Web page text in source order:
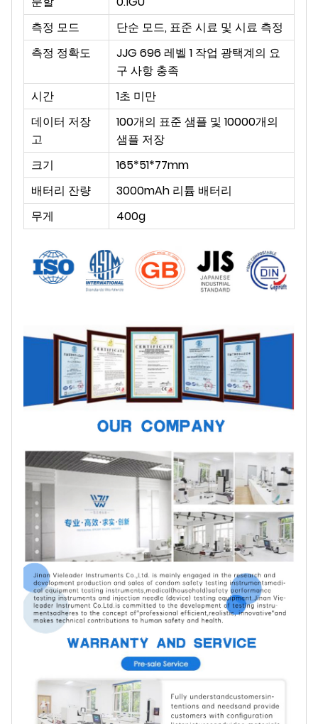
측정 모드
단순 모드, 표준 시료 및 시료 측정
측정 정확도
JJG 696 레벨 1 작업 광택계의 요
구 사항 충족
시간
1초 미만
데이터 저장
고
100개의 표준 샘플 및 10000개의
샘플 저장
크기
165*51*77mm
배터리 잔량
3000mAh 리튬 배터리
무게
400g